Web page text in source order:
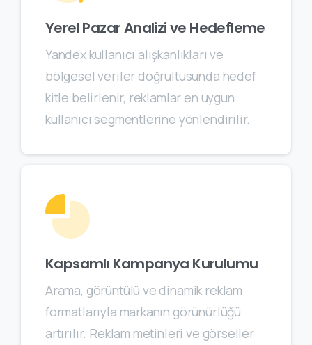
Yerel Pazar Analizi ve Hedefleme
Yandex kullanıcı alışkanlıkları ve
bölgesel veriler doğrultusunda hedef
kitle belirlenir, reklamlar en uygun
kullanıcı segmentlerine yönlendirilir.
Kapsamlı Kampanya Kurulumu
Arama, görüntülü ve dinamik reklam
formatlarıyla markanın görünürlüğü
artırılır. Reklam metinleri ve görseller